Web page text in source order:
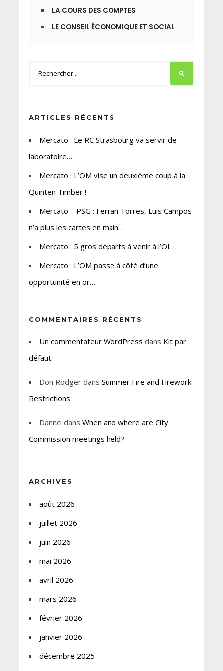
LA COURS DES COMPTES
LE CONSEIL ÉCONOMIQUE ET SOCIAL
ARTICLES RÉCENTS
Mercato : Le RC Strasbourg va servir de
laboratoire…
Mercato : L’OM vise un deuxième coup à la
Quinten Timber !
Mercato – PSG : Ferran Torres, Luis Campos
n’a plus les cartes en main…
Mercato : 5 gros départs à venir à l’OL…
Mercato : L’OM passe à côté d’une
opportunité en or…
COMMENTAIRES RÉCENTS
Un commentateur WordPress dans Kit par
défaut
Don Rodgerdans Summer Fire and Firework
Restrictions
Dannci dans When and where are City
Commission meetings held?
ARCHIVES
août 2026
juillet 2026
juin 2026
mai 2026
avril 2026
mars 2026
février 2026
janvier 2026
décembre 2025